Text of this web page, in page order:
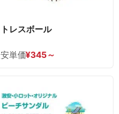
単価¥345～
レスボール